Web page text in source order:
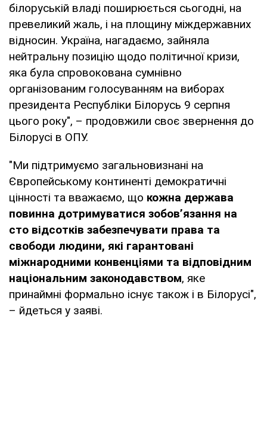
білоруській владі поширюється сьогодні, на
превеликий жаль, і на площину міждержавних
відносин. Україна, нагадаємо, зайняла
нейтральну позицію щодо політичної кризи,
яка була спровокована сумнівно
організованим голосуванням на виборах
президента Республіки Білорусь 9 серпня
цього року", – продовжили своє звернення до
Білорусі в ОПУ.
"Ми підтримуємо загальновизнані на
Європейському континенті демократичні
цінності та вважаємо, що кожна держава
повинна дотримуватися зобов’язання на
сто відсотків забезпечувати права та
свободи людини, які гарантовані
міжнародними конвенціями та відповідним
національним законодавством, яке
принаймні формально існує також і в Білорусі",
– йдеться у заяві.